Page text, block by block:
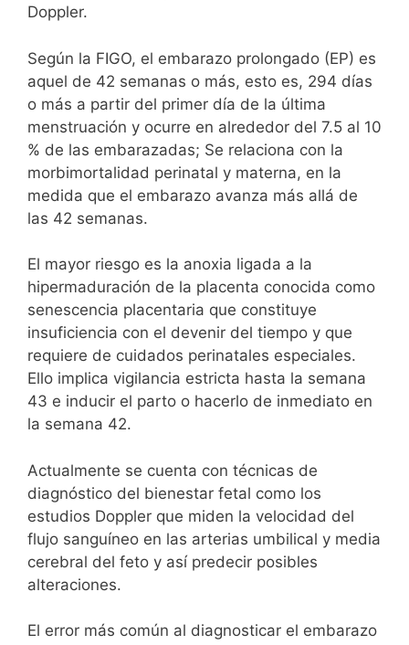
Doppler.
Según la FIGO, el embarazo prolongado (EP) es
aquel de 42 semanas o más, esto es, 294 días
o más a partir del primer día de la última
menstruación y ocurre en alrededor del 7.5 al 10
% de las embarazadas; Se relaciona con la
morbimortalidad perinatal y materna, en la
medida que el embarazo avanza más allá de
las 42 semanas.
El mayor riesgo es la anoxia ligada a la
hipermaduración de la placenta conocida como
senescencia placentaria que constituye
insuficiencia con el devenir del tiempo y que
requiere de cuidados perinatales especiales.
Ello implica vigilancia estricta hasta la semana
43 e inducir el parto o hacerlo de inmediato en
la semana 42.
Actualmente se cuenta con técnicas de
diagnóstico del bienestar fetal como los
estudios Doppler que miden la velocidad del
flujo sanguíneo en las arterias umbilical y media
cerebral del feto y así predecir posibles
alteraciones.
El error más común al diagnosticar el embarazo